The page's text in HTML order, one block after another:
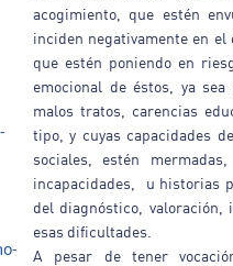
acogimiento, que estén
inciden negativamente en
que estén poniendo en
emocional de éstos, ya
malos tratos, carencias
tipo, y cuyas capacidades
sociales, estén
incapacidades, u historias
del diagnóstico, valoración,
esas dificultades.
A pesar de tener